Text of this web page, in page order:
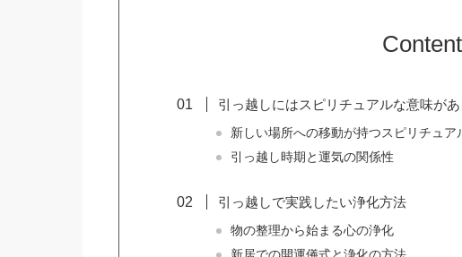
引っ越しにはスピリチュアルな意味があ
新しい場所への移動が持つスピリチュア
引っ越し時期と運気の関係性
引っ越しで実践したい浄化方法
物の整理から始まる心の浄化